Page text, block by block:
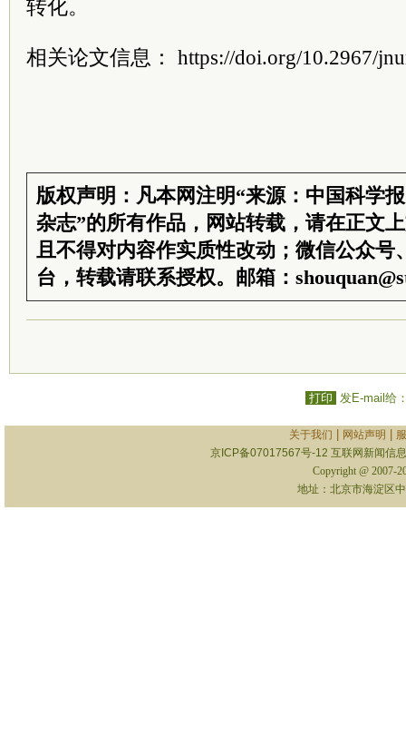
转化。
相关论文信息： https://doi.org/10.2967/
版权声明：凡本网注明“来源：中国科学
杂志”的所有作品，网站转载，请在正文
且不得对内容作实质性改动；微信公众号
台，转载请联系授权。邮箱：
打印 发E-mail给
关于我们 网站声明
京ICP备07017567号-12 互联网新闻信
Copyright @ 2007-
地址：北京市海淀区